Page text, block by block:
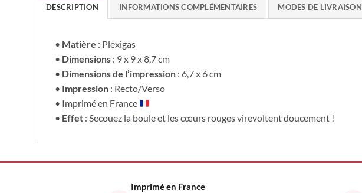
DESCRIPTION INFORMATIONS COMPLÉMENTAIRES MODES DE LIVRAISON
• Matière : Plexigas
• Dimensions : 9 x 9 x 8,7 cm
• Dimensions de l’impression : 6,7 x 6 cm
• Impression : Recto/Verso
• Imprimé en France
• Effet : Secouez la boule et les cœurs rouges virevoltent doucement !
Imprimé en France